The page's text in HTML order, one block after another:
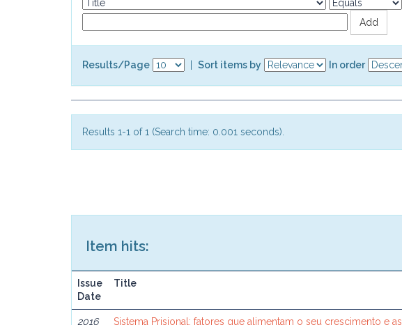
Results/Page Sort items by In order
Results 1-1 of 1 (Search time: 0.001 seconds).
Item hits:
Issue
Date
Title
2016 Sistema Prisional: fatores que alimentam o seu crescimento e as